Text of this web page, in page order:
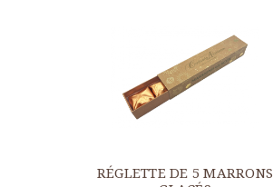
RÉGLETTE DE 5 MARRONS